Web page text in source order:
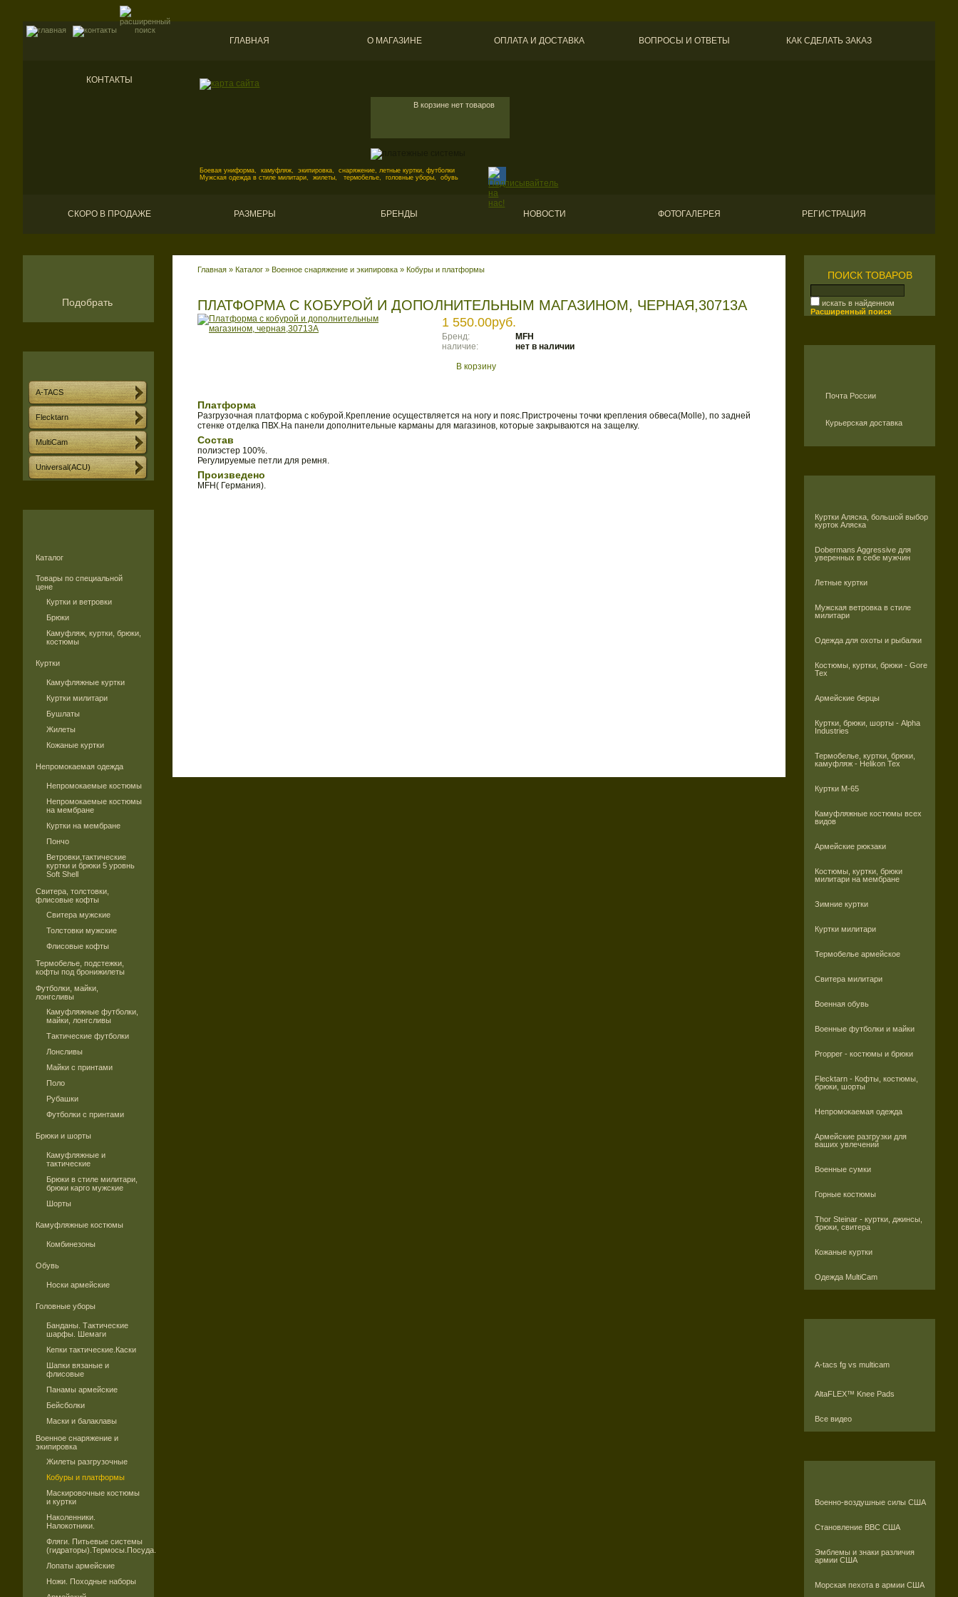
ГЛАВНАЯ О МАГАЗИНЕ ОПЛАТА И ДОСТАВКА ВОПРОСЫ И ОТВЕТЫ КАК СДЕЛАТЬ ЗАКАЗ
КОНТАКТЫ
В корзине нет товаров
Боевая униформа, камуфляж, экипировка, снаряжение, летные куртки, футболки
Мужская одежда в стиле милитари, жилеты, термобелье, головные уборы, обувь
СКОРО В ПРОДАЖЕ РАЗМЕРЫ БРЕНДЫ НОВОСТИ ФОТОГАЛЕРЕЯ РЕГИСТРАЦИЯ
Подобрать
A-TACS
Flecktarn
MultiCam
Universal(ACU)
Каталог
Товары по специальной
цене
Куртки и ветровки
Брюки
Камуфляж, куртки, брюки,
костюмы
Куртки
Камуфляжные куртки
Куртки милитари
Бушлаты
Жилеты
Кожаные куртки
Непромокаемая одежда
Непромокаемые костюмы
Непромокаемые костюмы
на мембране
Куртки на мембране
Пончо
Ветровки,тактические
куртки и брюки 5 уровнь
Soft Shell
Свитера, толстовки,
флисовые кофты
Свитера мужские
Толстовки мужские
Флисовые кофты
Термобелье, подстежки,
кофты под бронижилеты
Футболки, майки,
лонгсливы
Камуфляжные футболки,
майки, лонгсливы
Тактические футболки
Лонсливы
Майки с принтами
Поло
Рубашки
Футболки с принтами
Брюки и шорты
Камуфляжные и
тактические
Брюки в стиле милитари,
брюки карго мужские
Шорты
Камуфляжные костюмы
Комбинезоны
Обувь
Носки армейские
Головные уборы
Банданы. Тактические
шарфы. Шемаги
Кепки тактические.Каски
Шапки вязаные и
флисовые
Панамы армейские
Бейсболки
Маски и балаклавы
Военное снаряжение и
экипировка
Жилеты разгрузочные
Кобуры и платформы
Маскировочные костюмы
и куртки
Наколенники.
Налокотники.
Фляги. Питьевые системы
(гидраторы).Термосы.Посуда.
Лопаты армейские
Ножи. Походные наборы
ПОИСК ТОВАРОВ
искать в найденном
Расширенный поиск
Почта России
Курьерская доставка
Куртки Аляска, большой выбор
курток Аляска
Dobermans Aggressive для
уверенных в себе мужчин
Летные куртки
Мужская ветровка в стиле
милитари
Одежда для охоты и рыбалки
Костюмы, куртки, брюки - Gore
Tex
Армейские берцы
Куртки, брюки, шорты - Alpha
Industries
Термобелье, куртки, брюки,
камуфляж - Helikon Tex
Куртки M-65
Камуфляжные костюмы всех
видов
Армейские рюкзаки
Костюмы, куртки, брюки
милитари на мембране
Зимние куртки
Куртки милитари
Термобелье армейское
Свитера милитари
Военная обувь
Военные футболки и майки
Propper - костюмы и брюки
Flecktarn - Кофты, костюмы,
брюки, шорты
Непромокаемая одежда
Армейские разгрузки для
ваших увлечений
Военные сумки
Горные костюмы
Thor Steinar - куртки, джинсы,
брюки, свитера
Кожаные куртки
Одежда MultiCam
A-tacs fg vs multicam
AltaFLEX™ Knee Pads
Все видео
Военно-воздушные силы США
Становление ВВС США
Эмблемы и знаки различия
армии США
Морская пехота в армии США
Главная » Каталог » Военное снаряжение и экипировка » Кобуры и платформы
ПЛАТФОРМА С КОБУРОЙ И ДОПОЛНИТЕЛЬНЫМ МАГАЗИНОМ, ЧЕРНАЯ,30713А
1 550.00руб.
Бренд:
MFH
наличие:
нет в наличии
В корзину
Платформа
Разгрузочная платформа с кобурой.Крепление осуществляется на ногу и пояс.Пристрочены точки крепления обвеса(Molle), по задней
стенке отделка ПВХ.На панели дополнительные карманы для магазинов, которые закрываются на защелку.
Состав
полиэстер 100%.
Регулируемые петли для ремня.
Произведено
MFH( Германия).